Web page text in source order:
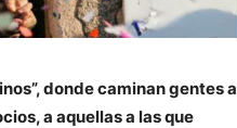
donde caminan gentes a
a aquellas a las que